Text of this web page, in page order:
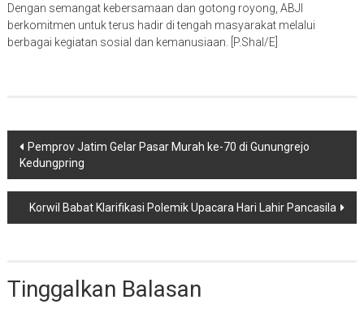
Dengan semangat kebersamaan dan gotong royong, ABJI
berkomitmen untuk terus hadir di tengah masyarakat melalui
berbagai kegiatan sosial dan kemanusiaan. [P.Shal/E]
Navigasi
pos
Pemprov Jatim Gelar Pasar Murah ke-70 di Gunungrejo
Kedungpring
Korwil Babat Klarifikasi Polemik Upacara Hari Lahir Pancasila
Tinggalkan Balasan